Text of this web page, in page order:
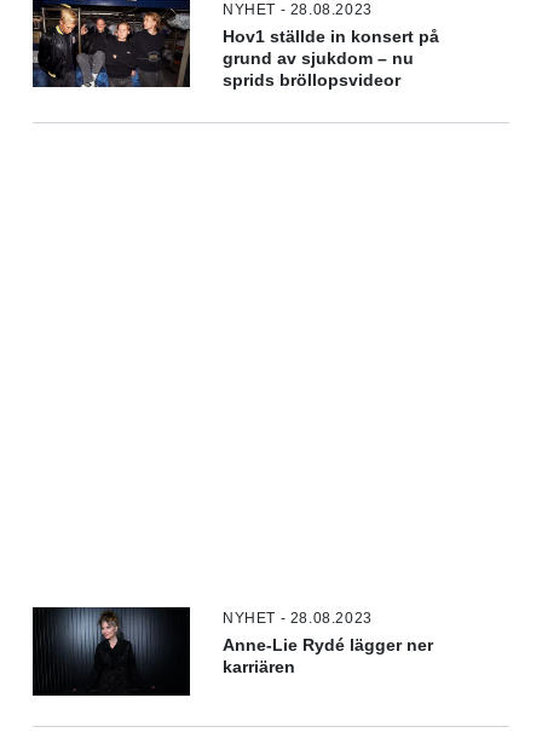
NYHET - 28.08.2023
Hov1 ställde in konsert på
grund av sjukdom – nu
sprids bröllopsvideor
NYHET - 28.08.2023
Anne-Lie Rydé lägger ner
karriären